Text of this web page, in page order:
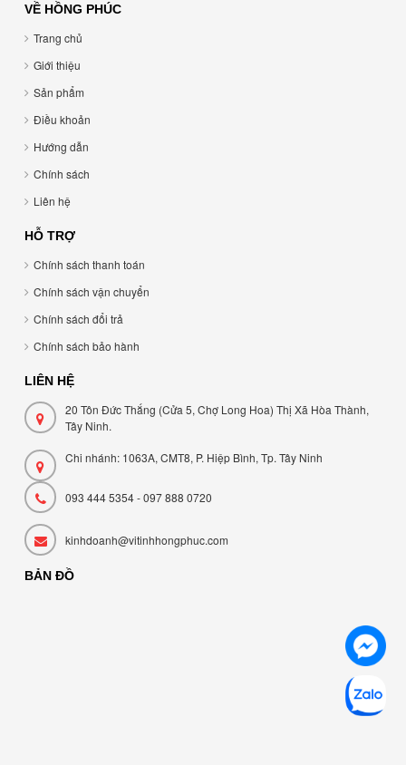
VỀ HỒNG PHÚC
Trang chủ
Giới thiệu
Sản phẩm
Điều khoản
Hướng dẫn
Chính sách
Liên hệ
HỖ TRỢ
Chính sách thanh toán
Chính sách vận chuyển
Chính sách đổi trả
Chính sách bảo hành
LIÊN HỆ
20 Tôn Đức Thắng (Cửa 5, Chợ Long Hoa) Thị Xã Hòa Thành,
Tây Ninh.
Chi nhánh: 1063A, CMT8, P. Hiệp Bình, Tp. Tây Ninh
093 444 5354 - 097 888 0720
kinhdoanh@vitinhhongphuc.com
BẢN ĐỒ